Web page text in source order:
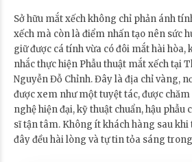
Sở hữu mắt xếch không chỉ phản ánh
xếch mà còn là điểm nhấn tạo nên sức
giữ được cá tính vừa có đôi mắt hài hòa,
nhắc thực hiện Phẫu thuật mắt xếch tại
Nguyễn Đỗ Chỉnh. Đây là địa chỉ vàng,
được xem như một tuyệt tác, được chăm
nghệ hiện đại, kỹ thuật chuẩn, hậu phẫu
sĩ tận tâm. Không ít khách hàng sau
đây đều hài lòng và tự tin tỏa sáng